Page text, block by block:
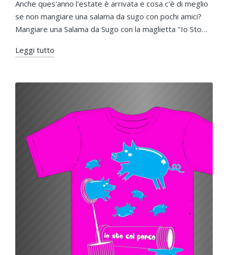
Anche ques'anno l'estate è arrivata e cosa c'è di meglio
se non mangiare una salama da sugo con pochi amici?
Mangiare una Salama da Sugo con la maglietta "Io Sto…
Leggi tutto